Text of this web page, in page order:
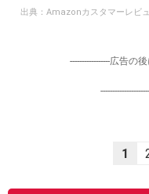
出典： Amazonカスタマーレビ
-----------------広告の
1